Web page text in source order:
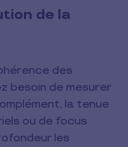
de la
des
besoin de mesurer
la tenue
ou de focus
les